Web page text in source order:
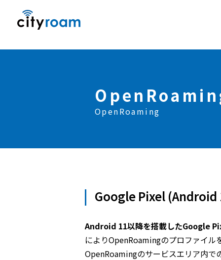
OpenRoaming
Google Pixel (Android
Android 11以降を搭載したGoogle
によりOpenRoamingのプロファイ
OpenRoamingのサービスエリア内で